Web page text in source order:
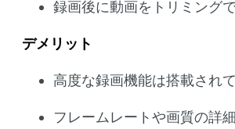
録画後に動画をトリミング
デメリット
高度な録画機能は搭載され
フレームレートや画質の詳